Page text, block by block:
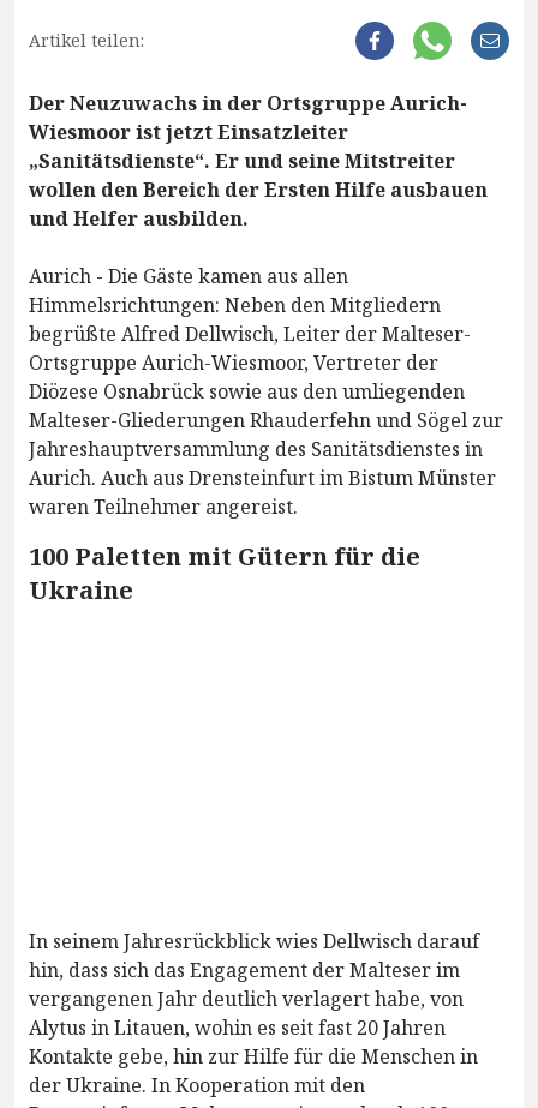
Artikel teilen:
Der Neuzuwachs in der Ortsgruppe Aurich-
Wiesmoor ist jetzt Einsatzleiter
„Sanitätsdienste“. Er und seine Mitstreiter
wollen den Bereich der Ersten Hilfe ausbauen
und Helfer ausbilden.
Aurich - Die Gäste kamen aus allen
Himmelsrichtungen: Neben den Mitgliedern
begrüßte Alfred Dellwisch, Leiter der Malteser-
Ortsgruppe Aurich-Wiesmoor, Vertreter der
Diözese Osnabrück sowie aus den umliegenden
Malteser-Gliederungen Rhauderfehn und Sögel zur
Jahreshauptversammlung des Sanitätsdienstes in
Aurich. Auch aus Drensteinfurt im Bistum Münster
waren Teilnehmer angereist.
100 Paletten mit Gütern für die
Ukraine
In seinem Jahresrückblick wies Dellwisch darauf
hin, dass sich das Engagement der Malteser im
vergangenen Jahr deutlich verlagert habe, von
Alytus in Litauen, wohin es seit fast 20 Jahren
Kontakte gebe, hin zur Hilfe für die Menschen in
der Ukraine. In Kooperation mit den